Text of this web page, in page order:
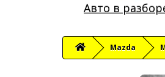
Авто в
Mazda